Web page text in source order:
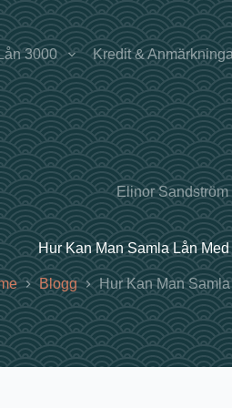
3000 Kredit &
Elinor Sandström
Hur Kan Man Samla Lån
Blogg Hur Kan Man